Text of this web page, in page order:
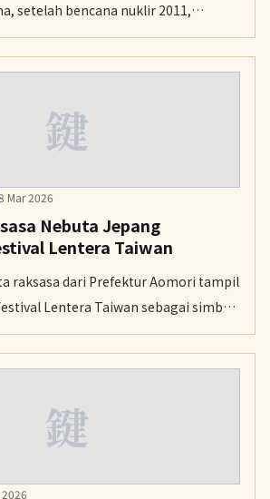
setelah bencana nuklir 2011,
bagi komunitas yang sempat
mengubah pandangan warga
鍵
Mar 2026
Nebuta Jepang
Lentera Taiwan
raksasa dari Prefektur Aomori tampil
Lentera Taiwan sebagai simbol
peringatan 15 tahun dukungan
2011.
鍵